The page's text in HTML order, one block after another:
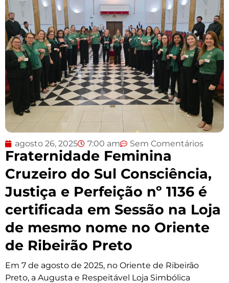
agosto 26, 2025 7:00 am Sem Comentários
Fraternidade Feminina
Cruzeiro do Sul Consciência,
Justiça e Perfeição nº 1136 é
certificada em Sessão na Loja
de mesmo nome no Oriente
de Ribeirão Preto
Em 7 de agosto de 2025, no Oriente de Ribeirão
Preto, a Augusta e Respeitável Loja Simbólica